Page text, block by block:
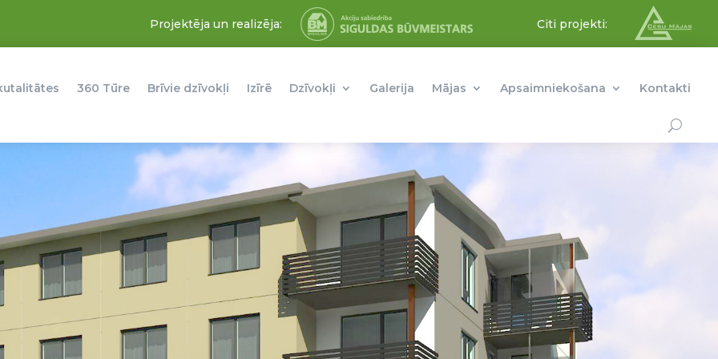
Projektēja un realizēja: Citi projekti:
360 Tūre Brīvie dzīvokļi Izīrē Dzīvokļi Galerija Mājas Apsaimniekošana Kontakti